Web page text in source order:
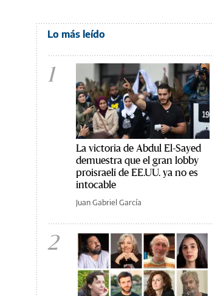
Lo más leído
1
La victoria de Abdul El-Sayed
demuestra que el gran lobby
proisraelí de EE.UU. ya no es
intocable
Juan Gabriel García
2